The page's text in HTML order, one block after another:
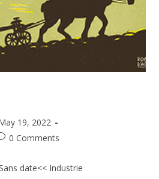
19, 2022
0 Comments
date<< Industrie